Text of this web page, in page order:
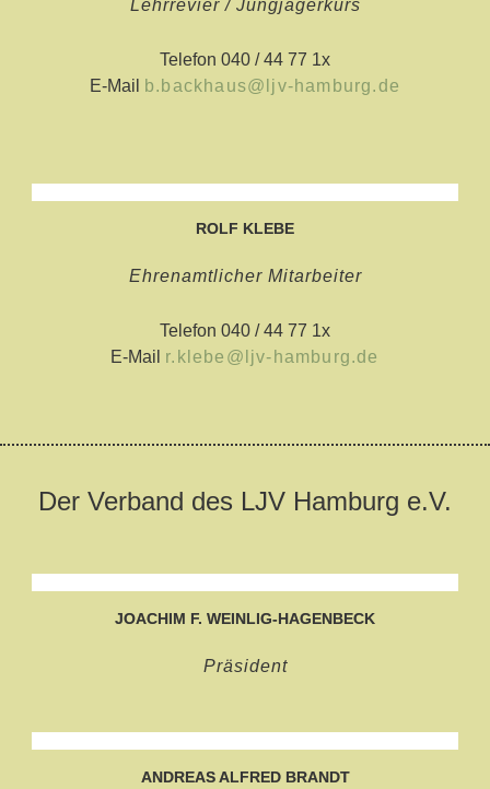
Lehrrevier / Jungjägerkurs
Telefon 040 / 44 77 1x
E-Mail
b.backhaus@ljv-hamburg.de
ROLF KLEBE
Ehrenamtlicher Mitarbeiter
Telefon 040 / 44 77 1x
E-Mail r.klebe@ljv-hamburg.de
Der Verband des LJV Hamburg e.V.
JOACHIM F. WEINLIG-HAGENBECK
Präsident
ANDREAS ALFRED BRANDT